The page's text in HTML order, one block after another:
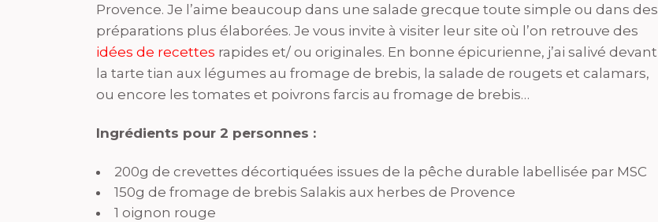
Provence. Je l’aime beaucoup dans une salade grecque toute simple ou dans des
préparations plus élaborées. Je vous invite à visiter leur site où l’on retrouve des
idées de recettes rapides et/ ou originales. En bonne épicurienne, j’ai salivé devant
la tarte tian aux légumes au fromage de brebis, la salade de rougets et calamars,
ou encore les tomates et poivrons farcis au fromage de brebis…
Ingrédients pour 2 personnes :
200g de crevettes décortiquées issues de la pêche durable labellisée par MSC
150g de fromage de brebis Salakis aux herbes de Provence
1 oignon rouge